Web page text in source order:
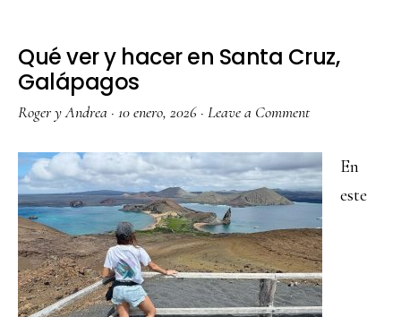
Qué ver y hacer en Santa Cruz,
Galápagos
Roger y Andrea · 10 enero, 2026 · Leave a Comment
En
este